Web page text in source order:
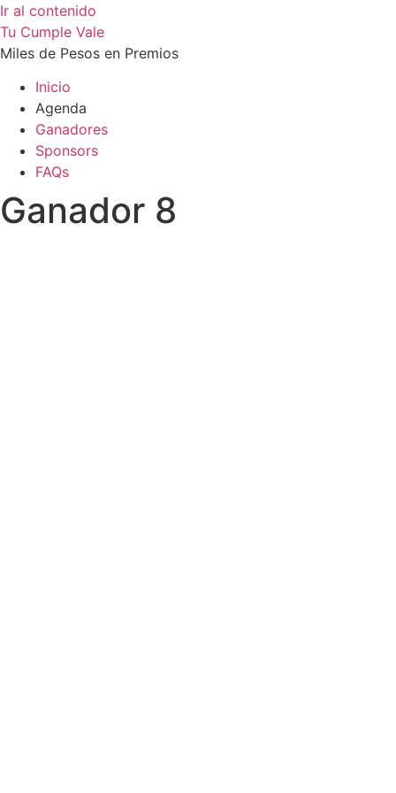
Ir al contenido
Tu Cumple Vale
Miles de Pesos en Premios
Inicio
Agenda
Ganadores
Sponsors
FAQs
Ganador 8